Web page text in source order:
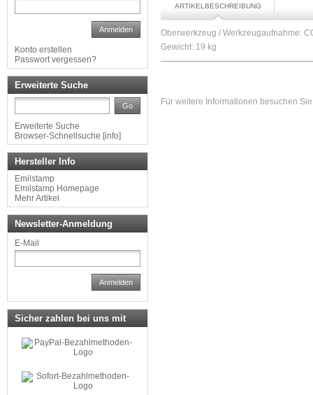
ARTIKELBESCHREIBUNG
Oberwerkzeug / Werkzeugaufnahme:
Gewicht: 19 kg
Für weitere Informationen besuchen
Anmelden
Konto erstellen
Passwort vergessen?
Erweiterte Suche
Go
Erweiterte Suche
Browser-Schnellsuche [info]
Hersteller Info
Emilstamp
Emilstamp Homepage
Mehr Artikel
Newsletter-Anmeldung
E-Mail
Anmelden
Sicher zahlen bei uns mit